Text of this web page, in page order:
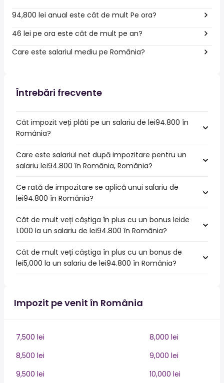
94,800 lei anual este cât de mult Pe ora?
46 lei pe ora este cât de mult pe an?
Care este salariul mediu pe România?
Întrebări frecvente
Cât impozit veți plăti pe un salariu de lei94.800 în
România?
Care este salariul net după impozitare pentru un
salariu lei94.800 în România, România?
Ce rată de impozitare se aplică unui salariu de
lei94.800 în România?
Cât de mult veți câștiga în plus cu un bonus leide
1.000 la un salariu de lei94.800 în România?
Cât de mult veți câștiga în plus cu un bonus de
lei5,000 la un salariu de lei94.800 în România?
Impozit pe venit în România
7,500 lei
8,000 lei
8,500 lei
9,000 lei
9,500 lei
10,000 lei